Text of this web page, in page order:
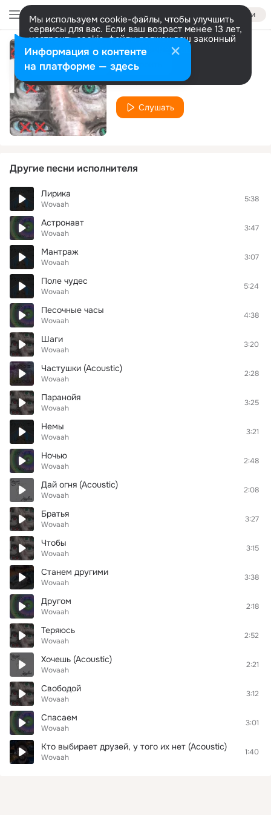
Войти
Мы используем cookie-файлы, чтобы улучшить
сервисы для вас. Если ваш возраст менее 13 лет,
настроить cookie-файлы должен ваш законный
представитель. Больше информации
Разрешить все Настроить
Вояж
Wovaah
Слушать
Другие песни исполнителя
Лирика
Wovaah
5:38
Астронавт
Wovaah
3:47
Мантраж
Wovaah
3:07
Поле чудес
Wovaah
5:24
Песочные часы
Wovaah
4:38
Шаги
Wovaah
3:20
Частушки (Acoustic)
Wovaah
2:28
Паранойя
Wovaah
3:25
Немы
Wovaah
3:21
Ночью
Wovaah
2:48
Дай огня (Acoustic)
Wovaah
2:08
Братья
Wovaah
3:27
Чтобы
Wovaah
3:15
Станем другими
Wovaah
3:38
Другом
Wovaah
2:18
Теряюсь
Wovaah
2:52
Хочешь (Acoustic)
Wovaah
2:21
Свободой
Wovaah
3:12
Спасаем
Wovaah
3:01
Кто выбирает друзей, у того их нет (Acoustic)
Wovaah
1:40
Информация о контенте
на платформе — здесь